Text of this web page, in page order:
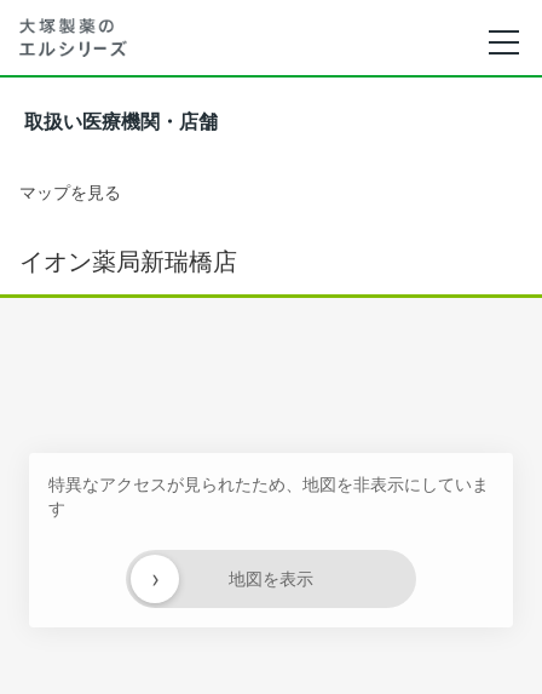
取扱い医療機関・店舗
マップを見る
イオン薬局新瑞橋店
特異なアクセスが見られたため、地図を非表示にしていま
す
地図を表示
›